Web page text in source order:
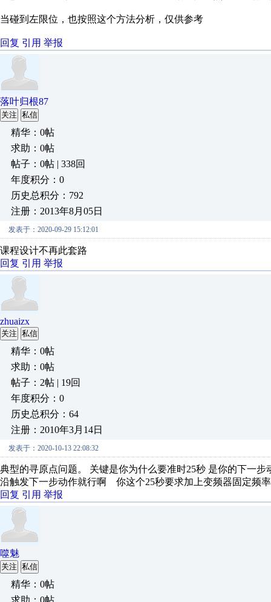
当碰到左限位，也按照这个方法分析，仅供参考
回复 引用 举报
落叶归根87
关注 私信
精华：0帖
求助：0帖
帖子：0帖 | 338回
年度积分：0
历史总积分：792
注册：2013年8月05日
发表于：2020-09-29 15:12:01
课程设计不再此套路
回复 引用 举报
zhuaizx
关注 私信
精华：0帖
求助：0帖
帖子：2帖 | 19回
年度积分：0
历史总积分：64
注册：2010年3月14日
发表于：2020-10-13 22:08:32
典型的寻原点问题。 关键是你为什么要准时25秒 是你的下一
沿触发下一步动作就行啊 你这个25秒要求加上变频器固定频
回复 引用 举报
噬魅
关注 私信
精华：0帖
求助：0帖